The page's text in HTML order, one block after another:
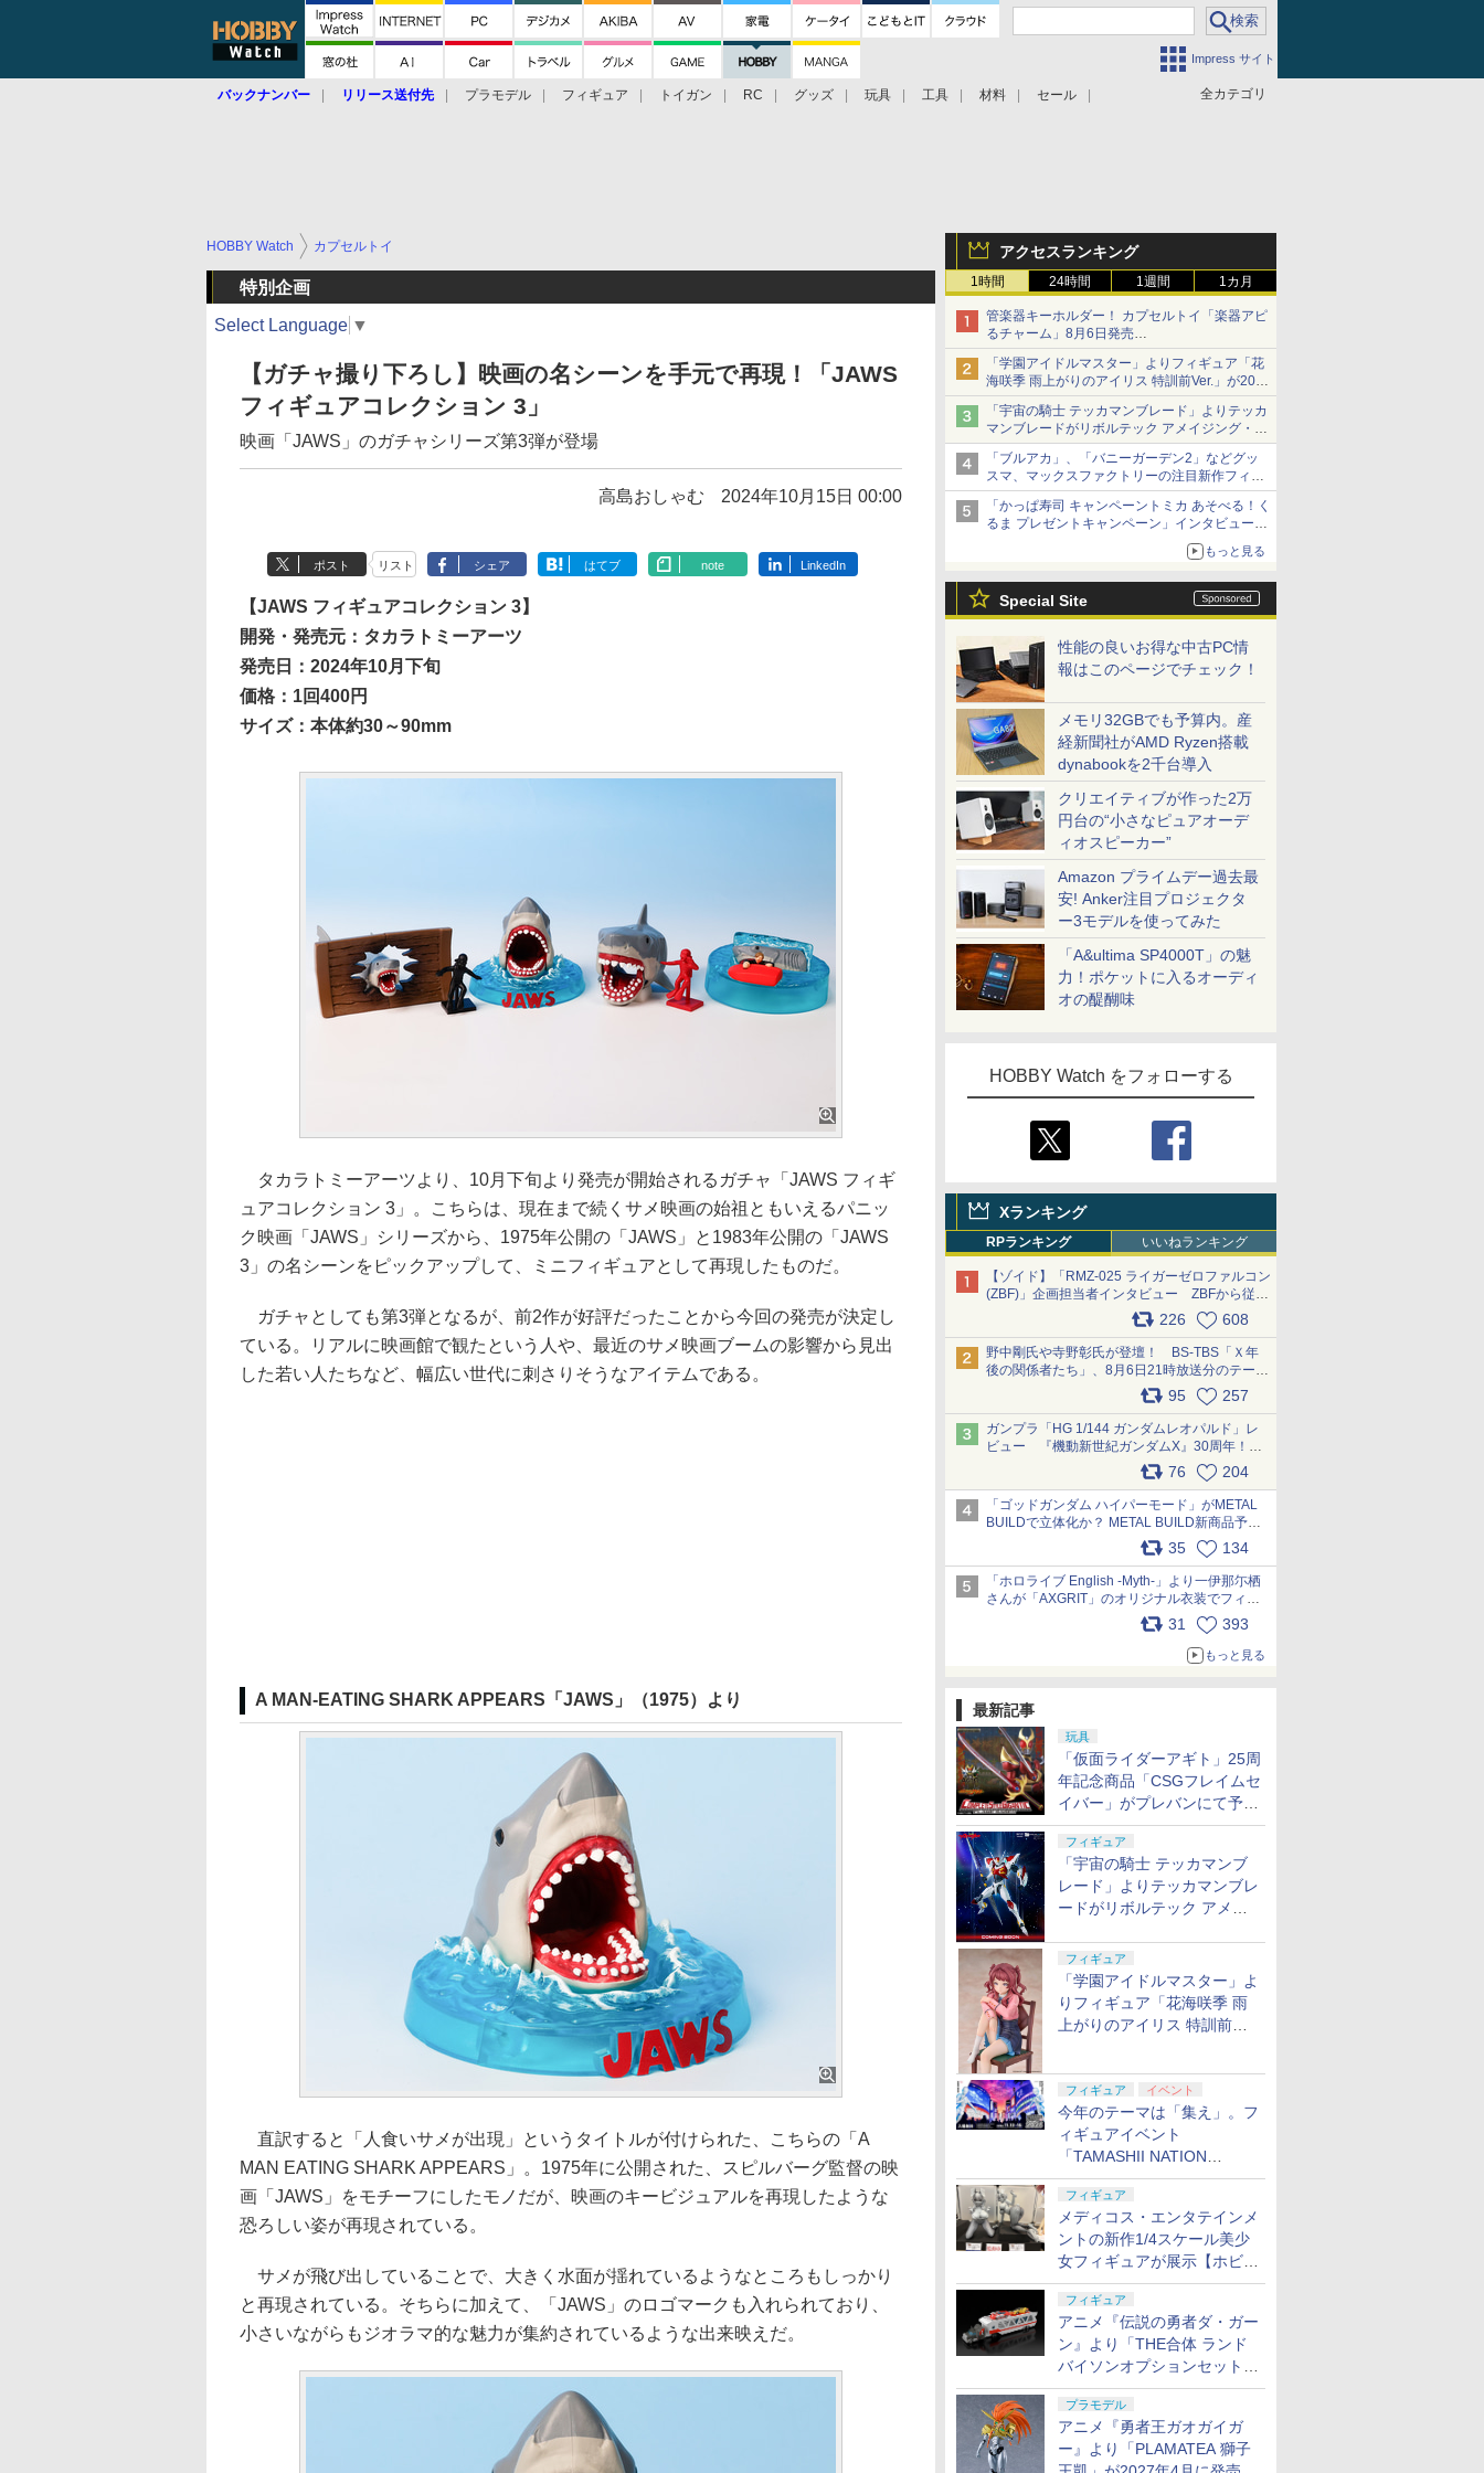
Impress サイト
全カテゴリ
バックナンバー リリース送付先 プラモデル フィギュア トイガン RC グッズ 玩具 工具 材料 セール
アクセスランキング
1時間 24時間 1週間 1カ月
管楽器キーホルダー！ カプセルトイ「楽器アピ
るチャーム」8月6日発売
チューバ、テナサクなど5種各3色
「学園アイドルマスター」よりフィギュア「花
海咲季 雨上がりのアイリス 特訓前Ver.」が2027
年4月に発売
「宇宙の騎士 テッカマンブレード」よりテッカ
マンブレードがリボルテック アメイジング・ヤ
マグチで商品化決定
「ブルアカ」、「バニーガーデン2」などグッ
スマ、マックスファクトリーの注目新作フィギ
ュアが展示【ホビーメーカー合同展示会】
「かっぱ寿司 キャンペーントミカ あそべる！く
るま プレゼントキャンペーン」インタビュー
子どもが楽しめるかっぱ寿司ならではの体験と
もっと見る
Special Site
性能の良いお得な中古PC情
報はこのページでチェック！
メモリ32GBでも予算内。産
経新聞社がAMD Ryzen搭載
dynabookを2千台導入
クリエイティブが作った2万
円台の“小さなピュアオーデ
ィオスピーカー”
Amazon プライムデー過去最
安! Anker注目プロジェクタ
ー3モデルを使ってみた
「A&ultima SP4000T」の魅
力！ポケットに入るオーディ
オの醍醐味
HOBBY Watch をフォローする
Xランキング
RPランキング いいねランキング
【ゾイド】「RMZ-025 ライガーゼロファルコン
(ZBF)」企画担当者インタビュー ZBFから従来
デザインまで再現可能なボリューム満点のキッ
ト pic.x.com/6zOqQAQKkX
226 608
野中剛氏や寺野彰氏が登壇！ BS-TBS「Ｘ年
後の関係者たち」、8月6日21時放送分のテーマ
は「超合金」！ pic.x.com/uWyt1uyuFm
95 257
ガンプラ「HG 1/144 ガンダムレオパルド」レ
ビュー 『機動新世紀ガンダムX』30周年！イ
ンナーアームガトリングの変形機構まで再現し
最新フォーマットでキット化！
pic.x.com/nszPIDTpbg
76 204
「ゴッドガンダム ハイパーモード」がMETAL
BUILDで立体化か？ METAL BUILD新商品予告
が公開 pic.x.com/HIcLLIM3ar35 134
「ホロライブ English -Myth-」より一伊那尓栖
さんが「AXGRIT」のオリジナル衣装でフィギ
ュア化 pic.x.com/YMGhdIAzNa
31 393
もっと見る
最新記事
玩具
「仮面ライダーアギト」25周
年記念商品「CSGフレイムセ
イバー」がプレバンにて予約
開始
フィギュア
「宇宙の騎士 テッカマンブ
レード」よりテッカマンブレ
ードがリボルテック アメイ
定
フィギュア
「学園アイドルマスター」よ
りフィギュア「花海咲季 雨
上がりのアイリス 特訓前
フィギュア イベント
今年のテーマは「集え」。フ
ィギュアイベント
「TAMASHII NATION
2026」が11月13日より開催
決定
フィギュア
メディコス・エンタテインメ
ントの新作1/4スケール美少
女フィギュアが展示【ホビー
メーカー合同展示会】
フィギュア
アニメ『伝説の勇者ダ・ガー
ン』より「THE合体 ランド
バイソンオプションセット」
が2027年5月に発売
プラモデル
アニメ『勇者王ガオガイガ
ー』より「PLAMATEA 獅子
HOBBY Watch カプセルトイ
特別企画
Select Language ▼
【ガチャ撮り下ろし】映画の名シーンを手元で再現！「JAWS
フィギュアコレクション 3」
映画「JAWS」のガチャシリーズ第3弾が登場
高島おしゃむ 2024年10月15日 00:00
ポスト リスト シェア はてブ note LinkedIn
【JAWS フィギュアコレクション 3】
開発・発売元：タカラトミーアーツ
発売日：2024年10月下旬
価格：1回400円
サイズ：本体約30～90mm
タカラトミーアーツより、10月下旬より発売が開始されるガチャ「JAWS フィギ
ュアコレクション 3」。こちらは、現在まで続くサメ映画の始祖ともいえるパニッ
ク映画「JAWS」シリーズから、1975年公開の「JAWS」と1983年公開の「JAWS
3」の名シーンをピックアップして、ミニフィギュアとして再現したものだ。
ガチャとしても第3弾となるが、前2作が好評だったことから今回の発売が決定し
ている。リアルに映画館で観たという人や、最近のサメ映画ブームの影響から見出
した若い人たちなど、幅広い世代に刺さりそうなアイテムである。
A MAN-EATING SHARK APPEARS「JAWS」（1975）より
直訳すると「人食いサメが出現」というタイトルが付けられた、こちらの「A
MAN EATING SHARK APPEARS」。1975年に公開された、スピルバーグ監督の映
画「JAWS」をモチーフにしたモノだが、映画のキービジュアルを再現したような
恐ろしい姿が再現されている。
サメが飛び出していることで、大きく水面が揺れているようなところもしっかり
と再現されている。そちらに加えて、「JAWS」のロゴマークも入れられており、
小さいながらもジオラマ的な魅力が集約されているような出来映えだ。